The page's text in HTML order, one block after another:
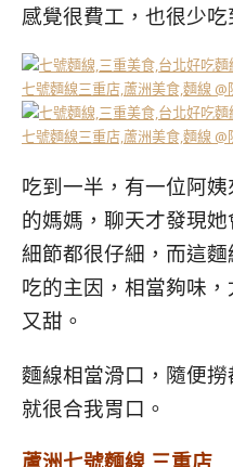
感覺很費工，也很少吃
吃到一半，有一位阿
的媽媽，聊天才發現
細節都很仔細，而這
吃的主因，相當夠味
又甜。
麵線相當滑口，隨便
就很合我胃口。
蘆洲七號麵線 三重店